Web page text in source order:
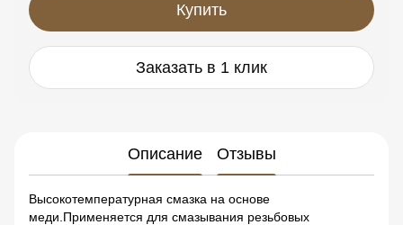
Купить
Заказать в 1 клик
Описание Отзывы
Высокотемпературная смазка на основе
меди.Применяется для смазывания резьбовых